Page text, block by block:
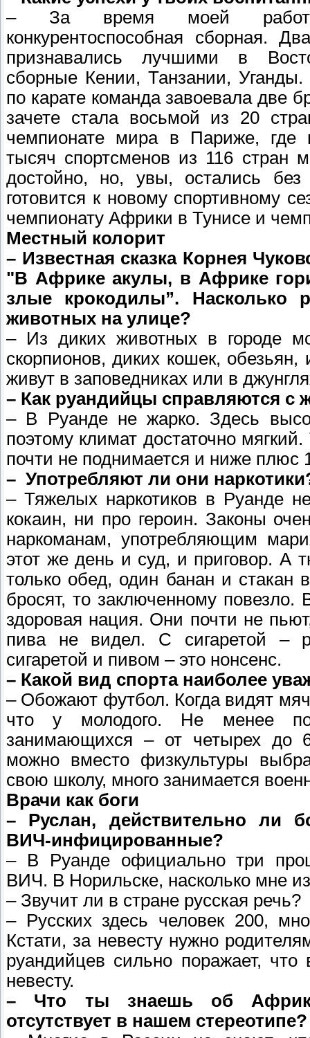
– За время моей работы
конкурентоспособная сборная.
признавались лучшими в
сборные Кении, Танзании,
по карате команда завоевала две
зачете стала восьмой из 20
чемпионате мира в Париже, где
тысяч спортсменов из 116 стран
достойно, но, увы, остались
готовится к новому спортивному
чемпионату Африки в Тунисе и
Местный колорит
– Известная сказка Корнея
"В Африке акулы, в Африке
злые крокодилы”. Насколько
животных на улице?
– Из диких животных в городе
скорпионов, диких кошек,
живут в заповедниках или в
– Как руандийцы справляются с
– В Руанде не жарко. Здесь
поэтому климат достаточно
почти не поднимается и ниже плюс
– Употребляют ли они
– Тяжелых наркотиков в Руанде
кокаин, ни про героин. Законы
наркоманам, употребляющим
этот же день и суд, и приговор. А
только обед, один банан и стакан
бросят, то заключенному
здоровая нация. Они почти не
пива не видел. С сигаретой –
сигаретой и пивом – это нонсенс.
– Какой вид спорта наиболее
– Обожают футбол. Когда видят мяч
что у молодого. Не менее
занимающихся – от четырех до
можно вместо физкультуры
свою школу, много занимается
Врачи как боги
– Руслан, действительно ли
ВИЧ-инфицированные?
– В Руанде официально три
ВИЧ. В Норильске, насколько мне
– Звучит ли в стране русская речь?
– Русских здесь человек 200,
Кстати, за невесту нужно
руандийцев сильно поражает,
невесту.
– Что ты знаешь об
отсутствует в нашем